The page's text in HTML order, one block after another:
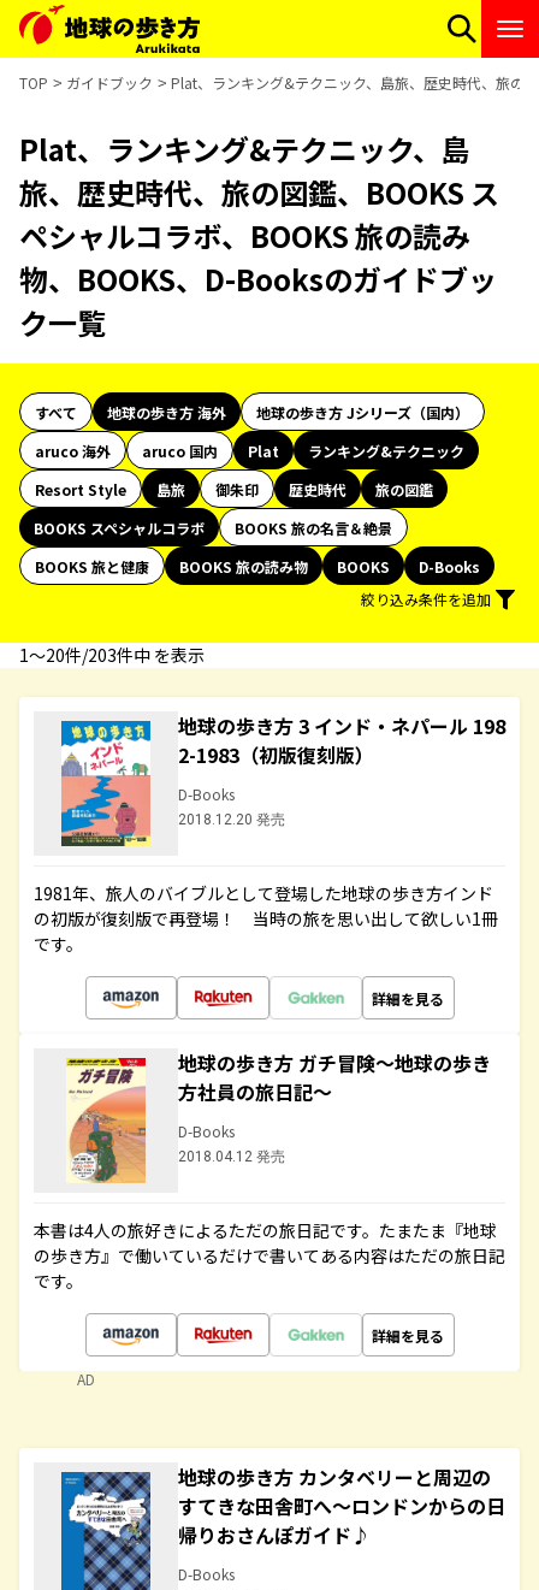
TOP ガイドブック Plat、ランキング&テクニック、島旅、歴史時代、旅の
Plat、ランキング&テクニック、島
旅、歴史時代、旅の図鑑、BOOKS ス
ペシャルコラボ、BOOKS 旅の読み
物、BOOKS、D-Booksのガイドブッ
ク一覧
すべて 地球の歩き方 海外
地球の歩き方 Jシリーズ（国内）
aruco 海外
aruco 国内 Plat
ランキング&テクニック
Resort Style
島旅 御朱印 歴史時代
旅の図鑑
BOOKS スペシャルコラボ
BOOKS 旅の名言＆絶景
BOOKS 旅と健康
BOOKS 旅の読み物 BOOKS
D-Books
絞り込み条件を追加
1〜20件/203件中 を表示
地球の歩き方 3 インド・ネパール 198
2-1983（初版復刻版）
D-Books
2018.12.20 発売
1981年、旅人のバイブルとして登場した地球の歩き方インド
の初版が復刻版で再登場！ 当時の旅を思い出して欲しい1冊
です。
詳細を見る
地球の歩き方 ガチ冒険～地球の歩き
方社員の旅日記～
D-Books
2018.04.12 発売
本書は4人の旅好きによるただの旅日記です。たまたま『地球
の歩き方』で働いているだけで書いてある内容はただの旅日記
です。
詳細を見る
AD
地球の歩き方 カンタベリーと周辺の
すてきな田舎町へ～ロンドンからの日
帰りおさんぽガイド♪
D-Books